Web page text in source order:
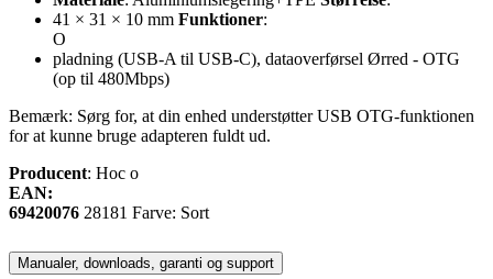
41 × 31 × 10 mm Funktioner:
O
pladning (USB-A til USB-C), dataoverførsel Ørred - OTG
(op til 480Mbps)
Bemærk: Sørg for, at din enhed understøtter USB OTG-funktionen
for at kunne bruge adapteren fuldt ud.
Producent: Hoc o
EAN:
69420076 28181 Farve: Sort
Manualer, downloads, garanti og support